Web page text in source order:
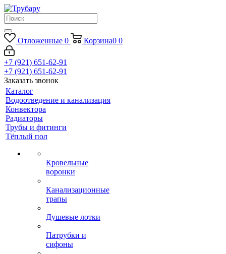
Отложенные 0 Корзина0 0
+7 (921) 651-62-91
+7 (921) 651-62-91
Заказать звонок
Каталог
Водоотведение и канализация
Конвектора
Радиаторы
Трубы и фитинги
Тёплый пол
Кровельные
воронки
Канализационные
трапы
Душевые лотки
Патрубки и
сифоны